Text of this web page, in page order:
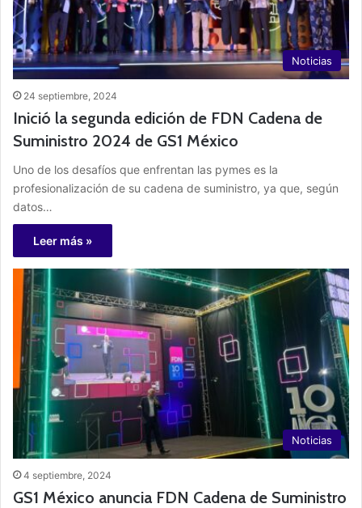
Noticias
24 septiembre, 2024
Inició la segunda edición de FDN Cadena de
Suministro 2024 de GS1 México
Uno de los desafíos que enfrentan las pymes es la
profesionalización de su cadena de suministro, ya que, según
datos…
Leer más »
Noticias
4 septiembre, 2024
GS1 México anuncia FDN Cadena de Suministro